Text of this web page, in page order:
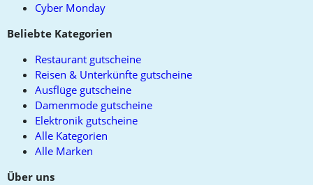
Cyber Monday
Beliebte Kategorien
Restaurant gutscheine
Reisen & Unterkünfte gutscheine
Ausflüge gutscheine
Damenmode gutscheine
Elektronik gutscheine
Alle Kategorien
Alle Marken
Über uns